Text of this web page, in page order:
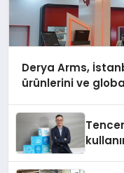
Derya Arms,
ürünlerini ve